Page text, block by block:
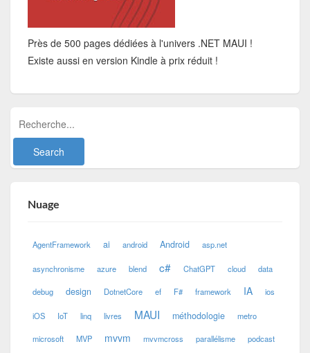
Près de 500 pages dédiées à l'univers .NET MAUI !
Existe aussi en version Kindle à prix réduit !
Nuage
AgentFramework ai android Android asp.net
asynchronisme azure blend c# ChatGPT cloud data
debug design DotnetCore ef F# framework IA ios
iOS IoT linq livres MAUI méthodologie metro
microsoft MVP mvvm mvvmcross parallélisme podcast